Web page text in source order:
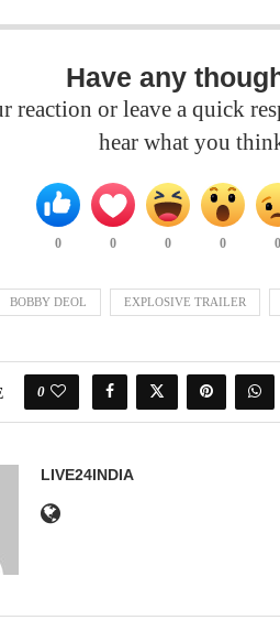
Have any
reaction or leave a quick
hear what you
0 0 0 0
BOBBY DEOL EXPLOSIVE TRAILER
0
LIVE24INDIA